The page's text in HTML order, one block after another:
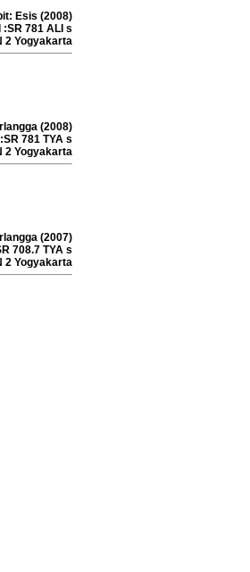
Esis (2008)
781 ALI s
2 Yogyakarta
(2008)
781 TYA s
2 Yogyakarta
(2007)
708.7 TYA s
2 Yogyakarta